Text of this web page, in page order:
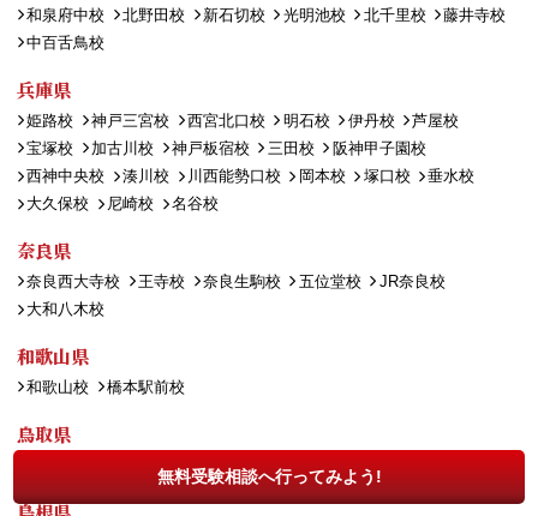
無料受験相談へ行ってみよう!
和泉府中校
北野田校 新石切校 光明池校 北千里校
藤井寺校
中百舌鳥校
兵庫県
姫路校 神戸三宮校 西宮北口校 明石校 伊丹校
芦屋校
宝塚校
加古川校 神戸板宿校 三田校
阪神甲子園校
西神中央校
湊川校 川西能勢口校 岡本校 塚口校
垂水校
大久保校
尼崎校 名谷校
奈良県
奈良西大寺校 王寺校 奈良生駒校 五位堂校
JR奈良校
大和八木校
和歌山県
和歌山校 橋本駅前校
鳥取県